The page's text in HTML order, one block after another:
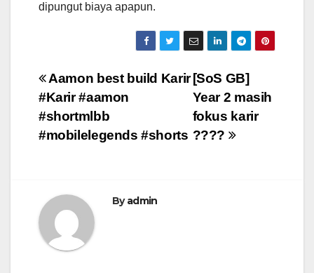
dipungut biaya apapun.
Post
navigation
[SoS GB]
Year 2 masih
fokus karir
????
Aamon best build Karir
#Karir #aamon
#shortmlbb
#mobilelegends #shorts
Byadmin